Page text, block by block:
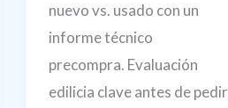
nuevo vs. usado con un
informe técnico
precompra. Evaluación
edilicia clave antes de pedir